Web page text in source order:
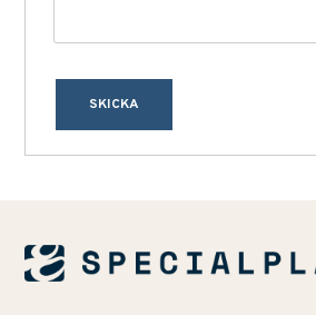
SKICKA